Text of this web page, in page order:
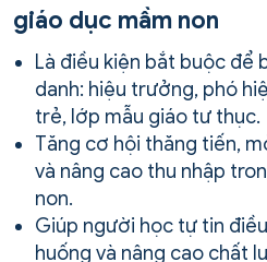
giáo dục mầm non
Là điều kiện bắt buộc để
danh: hiệu trưởng, phó
trẻ, lớp mẫu giáo tư thục.
Tăng cơ hội thăng tiến,
và nâng cao thu nhập
non.
Giúp người học tự tin
huống và nâng cao chất